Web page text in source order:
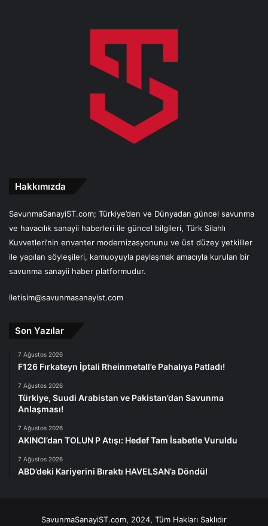
Hakkımızda
SavunmaSanayiST.com; Türkiye’den ve Dünyadan güncel savunma
ve havacılık sanayii haberleri ile güncel bilgileri, Türk Silahlı
Kuvvetleri’nin envanter modernizasyonunu ve üst düzey yetkililer
ile yapılan söyleşileri, kamuoyuyla paylaşmak amacıyla kurulan bir
savunma sanayii haber platformudur.
iletisim@savunmasanayist.com
Son Yazılar
7 Ağustos 2026
F126 Fırkateyn İptali Rheinmetall’e Pahalıya Patladı!
7 Ağustos 2026
Türkiye, Suudi Arabistan ve Pakistan’dan Savunma
Anlaşması!
7 Ağustos 2026
AKINCI’dan TOLUN P Atışı: Hedef Tam İsabetle Vuruldu
7 Ağustos 2026
ABD’deki Kariyerini Bıraktı HAVELSAN’a Döndü!
SavunmaSanayiST.com, 2024, Tüm Hakları Saklıdır